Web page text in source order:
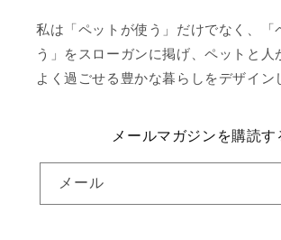
私は「ペットが使う」だけでなく、「
う」をスローガンに掲げ、ペットと人
よく過ごせる豊かな暮らしをデザイン
メールマガジンを購読す
メール